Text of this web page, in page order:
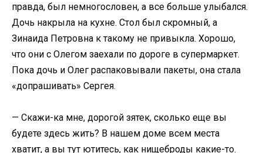
правда, был немногословен, а все больше улыбался.
Дочь накрыла на кухне. Стол был скромный, а
Зинаида Петровна к такому не привыкла. Хорошо,
что они с Олегом заехали по дороге в супермаркет.
Пока дочь и Олег распаковывали пакеты, она стала
«допрашивать» Сергея.
— Скажи-ка мне, дорогой зятек, сколько еще вы
будете здесь жить? В нашем доме всем места
хватит, а вы тут ютитесь, как нищеброды какие-то.